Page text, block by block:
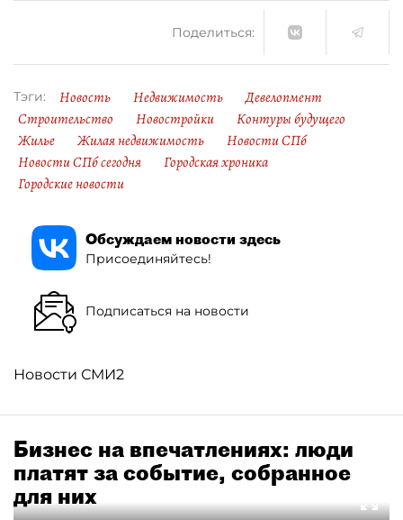
Поделиться:
Тэги: Новость Недвижимость
Девелопмент
Строительство
Новостройки
Контуры будущего
Жилье
Жилая недвижимость
Новости СПб
Новости СПб сегодня
Городская хроника
Городские новости
Обсуждаем новости здесь
Присоединяйтесь!
Подписаться на новости
Новости СМИ2
Бизнес на впечатлениях: люди
платят за событие, собранное
для них